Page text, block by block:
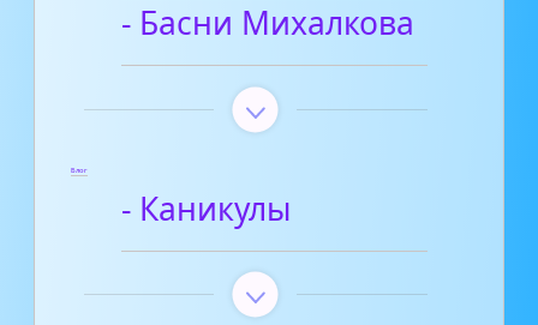
- Басни Михалкова
Блог
- Каникулы